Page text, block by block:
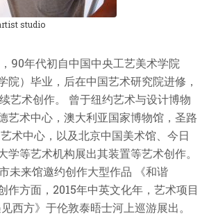
studio
90年代初自中国中央工艺美术学院
院）毕业，后在中国艺术研究院进修，
艺术创作。 曾于纽约艺术与设计博物
艺术中心，澳大利亚国家博物馆，圣路
术中心，以及北京中国美术馆、今日
学等艺术机构展出其装置等艺术创作。
未来馆邀约创作大型作品 《和谐
作方面，2015年中英文化年，艺术项目
西方》于伦敦泰晤士河上巡游展出。